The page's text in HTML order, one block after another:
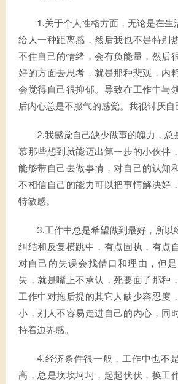
1.关于个人性格方面，无论是在生
给人一种距离感，然后我也不是特别
不住自己的情绪，会有负能量，然后
好的方面去思考，就是那种悲观，内
会觉得自己很抑郁。导致在工作中与
后内心总是不服气的感觉。我很讨厌自
2.我感觉自己缺少做事的魄力，总
慕那些想到就能迈出第一步的小伙伴
能够带自己去做事情，对自己的认知
不相信自己的能力可以把事情解决好
特敏感。
3.工作中总是希望做到最好，所以
纠结和反复横跳中，有点固执，有点
对自己的失误会找借口和理由，但
失，就是嘴上不承认，死要面子那种
工作中对拖后提的其它人缺少容忍度
小，别人不容易走进自己的内心，同
持着边界感。
4.经济条件很一般，工作中也不
高，总是坎坎坷坷，起起伏伏，换工